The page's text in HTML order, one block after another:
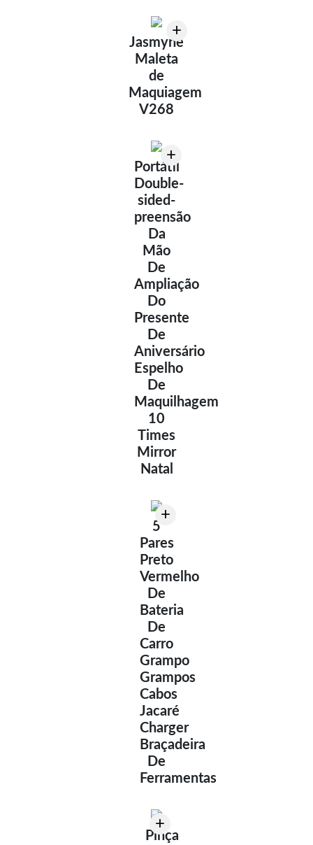
+
Jasmyne
Maleta
de
Maquiagem
V268
+
Portátil
Double-
sided-
preensão
Da
Mão
De
Ampliação
Do
Presente
De
Aniversário
Espelho
De
Maquilhagem
10
Times
Mirror
Natal
+
5
Pares
Preto
Vermelho
De
Bateria
De
Carro
Grampo
Grampos
Cabos
Jacaré
Charger
Braçadeira
De
Ferramentas
+
Pinça